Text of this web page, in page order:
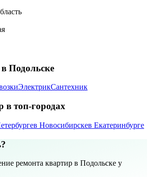
Подольске
ЭлектрикСантехник
в топ-городах
в Новосибирскев Екатеринбурге
ремонта квартир в Подольске у